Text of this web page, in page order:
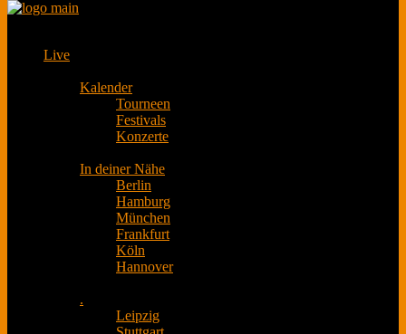
Live
Kalender
Tourneen
Festivals
Konzerte
In deiner Nähe
Berlin
Hamburg
München
Frankfurt
Köln
Hannover
.
Leipzig